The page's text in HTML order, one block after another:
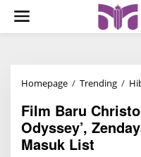
Homepage / Trending /
Film Baru
Odyssey’,
Masuk List